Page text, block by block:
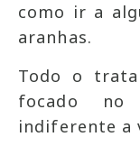
como ir a
aranhas.
Todo o
focado
indiferente a